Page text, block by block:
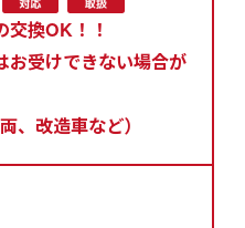
交換OK！！
お受けできない場合が
、改造車など）